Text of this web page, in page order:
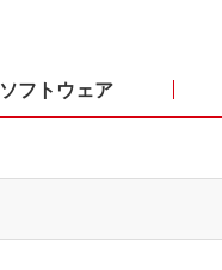
ソフトウェア